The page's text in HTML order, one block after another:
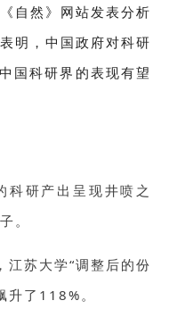
自然》网站发表分析
明，中国政府对科研
国科研界的表现有望
科研产出呈现井喷之
。
苏大学“调整后的份
了118%。